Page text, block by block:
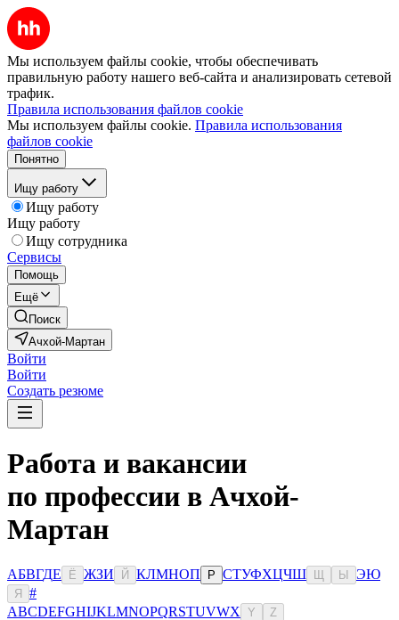
Мы используем файлы cookie, чтобы обеспечивать
правильную работу нашего веб-сайта и анализировать сетевой
трафик.
Правила использования файлов cookie
Мы используем файлы cookie. Правила использования
файлов cookie
Понятно
Ищу работу
Ищу работу
Ищу работу
Ищу сотрудника
Сервисы
Помощь
Ещё
Поиск
Ачхой-Мартан
Войти
Войти
Создать резюме
Работа и вакансии
по профессии в Ачхой-
Мартан
АБВГДЕ Ё ЖЗИ Й КЛМНОП Р СТУФХЦЧШ Ы ЭЮ
Я
#
ABCDEFGHIJKLMNOPQRSTUVWX Y Z